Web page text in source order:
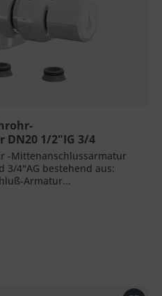
1/2"IG 3/4
-Mittenanschlussarmatur
3/4"AG bestehend aus:
Armatur...